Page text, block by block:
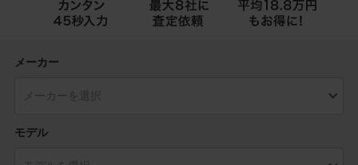
メーカー
モデル